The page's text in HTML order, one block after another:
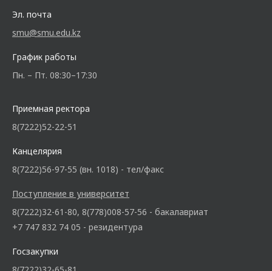
Эл. почта
smu@smu.edu.kz
График работы
Пн. – Пт. 08:30–17:30
Приемная ректора
8(7222)52-22-51
Канцелярия
8(7222)56-97-55 (вн. 1018) - тел/факс
Поступление в университет
8(7222)32-61-80, 8(778)008-57-56 - бакалавриат
+7 747 832 74 05 - резидентура
Госзакупки